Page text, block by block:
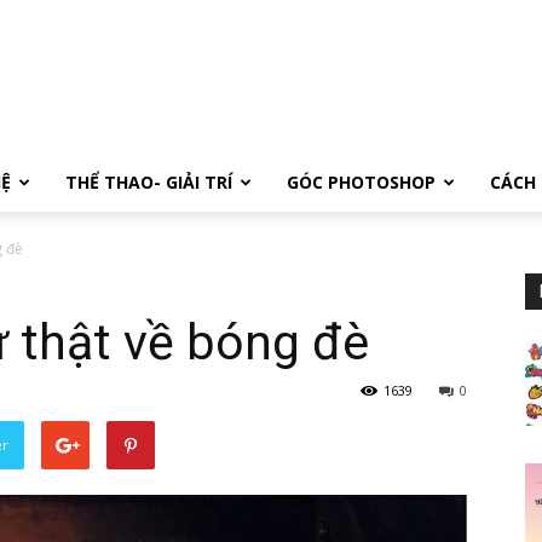
THỂ THAO- GIẢI TRÍ GÓC PHOTOSHOP CÁCH
đè
thật về bóng đè
0
1639